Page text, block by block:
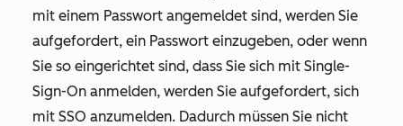
mit einem Passwort angemeldet sind, werden Sie
aufgefordert, ein Passwort einzugeben, oder wenn
Sie so eingerichtet sind, dass Sie sich mit Single-
Sign-On anmelden, werden Sie aufgefordert, sich
mit SSO anzumelden. Dadurch müssen Sie nicht